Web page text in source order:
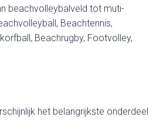
beachvolleybalveld tot muti-
Beachtennis,
Beachrugby, Footvolley,
het belangrijkste onderdeel